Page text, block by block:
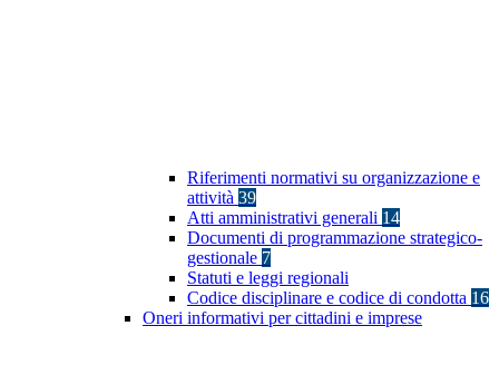
Riferimenti normativi su organizzazione e
attività 39
Atti amministrativi generali 14
Documenti di programmazione strategico-
gestionale 7
Statuti e leggi regionali
Codice disciplinare e codice di condotta 16
Oneri informativi per cittadini e imprese